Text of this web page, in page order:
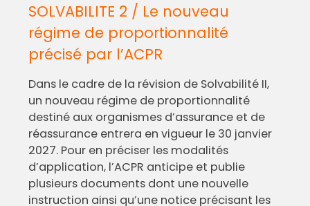
SOLVABILITE 2 / Le nouveau
régime de proportionnalité
précisé par l’ACPR
Dans le cadre de la révision de Solvabilité II,
un nouveau régime de proportionnalité
destiné aux organismes d’assurance et de
réassurance entrera en vigueur le 30 janvier
2027. Pour en préciser les modalités
d’application, l’ACPR anticipe et publie
plusieurs documents dont une nouvelle
instruction ainsi qu’une notice précisant les